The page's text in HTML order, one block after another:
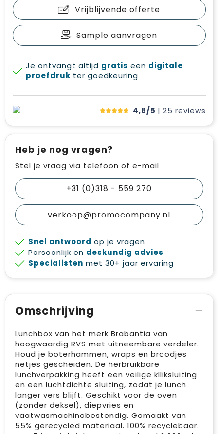
Vrijblijvende offerte
Sample aanvragen
Je ontvangt altijd gratis een digitale
proefdruk ter goedkeuring
4,6/5 | 25 reviews
Heb je nog vragen?
Stel je vraag via telefoon of e-mail
+31 (0)318 - 559 270
verkoop@promocompany.nl
Snel antwoord op je vragen
Persoonlijk en deskundig advies
Specialisten met 30+ jaar ervaring
Omschrijving
Lunchbox van het merk Brabantia van
hoogwaardig RVS met uitneembare verdeler.
Houd je boterhammen, wraps en broodjes
netjes gescheiden. De herbruikbare
lunchverpakking heeft een veilige klliksluiting
en een luchtdichte sluiting, zodat je lunch
langer vers blijft. Geschikt voor de oven
(zonder deksel), diepvries en
vaatwasmachinebestendig. Gemaakt van
55% gerecycled materiaal. 100% recyclebaar.